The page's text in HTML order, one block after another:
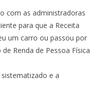
com as administradoras
para que a Receita
um carro ou passou por
Renda de Pessoa Física
e a